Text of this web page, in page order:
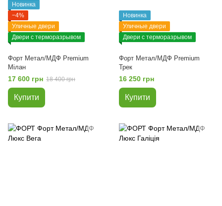
Новинка
−4%
Уличные двери
Двери с терморазрывом
Форт Метал/МДФ Premium
Мілан
17 600 грн 18 400 грн
Купити
Новинка
Уличные двери
Двери с терморазрывом
Форт Метал/МДФ Premium
Трек
16 250 грн
Купити